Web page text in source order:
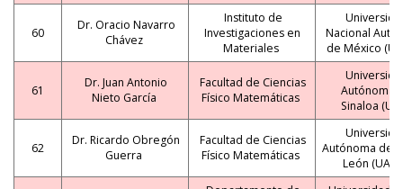
60
Dr. Oracio Navarro
Chávez
Instituto de
Investigaciones en
Materiales
Nacional
de México
61
Dr. Juan Antonio
Nieto García
Facultad de Ciencias
Físico Matemáticas
Autónoma
Sinaloa
62
Dr. Ricardo Obregón
Guerra
Facultad de Ciencias
Físico Matemáticas
Autónoma de
León